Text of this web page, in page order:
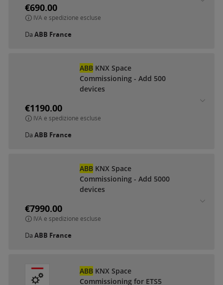
€690.00
IVA e spedizione escluse
Da ABB France
ABB KNX Space
Commissioning - Add 500
devices
€1190.00
IVA e spedizione escluse
Da ABB France
ABB KNX Space
Commissioning - Add 5000
devices
€7990.00
IVA e spedizione escluse
Da ABB France
ABB KNX Space
Commissioning for ETS5